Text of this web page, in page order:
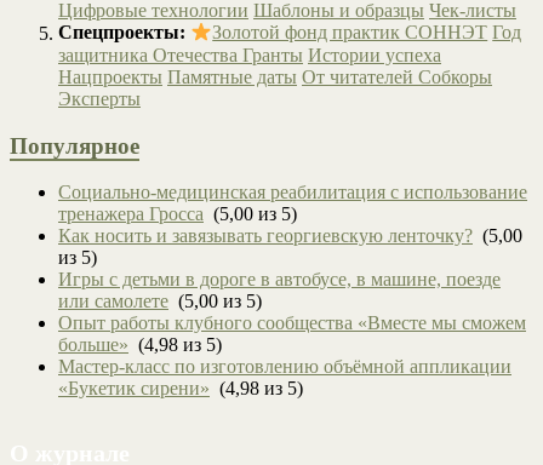
Цифровые технологии Шаблоны и образцы Чек-листы
Спецпроекты:
Золотой фонд практик СОННЭТ Год
защитника Отечества Гранты Истории успеха
Нацпроекты Памятные даты От читателей Собкоры
Эксперты
Популярное
Социально-медицинская реабилитация с использование
тренажера Гросса (5,00 из 5)
Как носить и завязывать георгиевскую ленточку? (5,00
из 5)
Игры с детьми в дороге в автобусе, в машине, поезде
или самолете (5,00 из 5)
Опыт работы клубного сообщества «Вместе мы сможем
больше» (4,98 из 5)
Мастер-класс по изготовлению объёмной аппликации
«Букетик сирени» (4,98 из 5)